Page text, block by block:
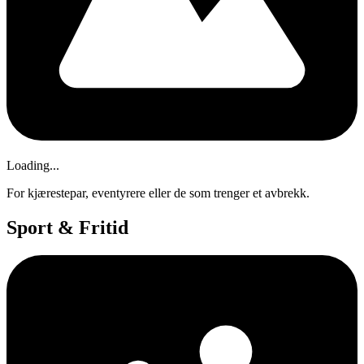
Loading...
For kjærestepar, eventyrere eller de som trenger et avbrekk.
Sport & Fritid